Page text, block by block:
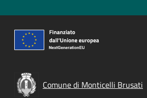
Comune di Monticelli Brusati